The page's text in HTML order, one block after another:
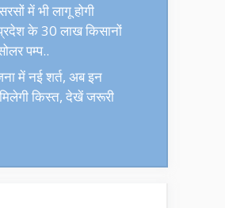
में भी लागू होगी
के 30 लाख किसानों
पम्प..
में नई शर्त, अब इन
किस्त, देखें जरूरी